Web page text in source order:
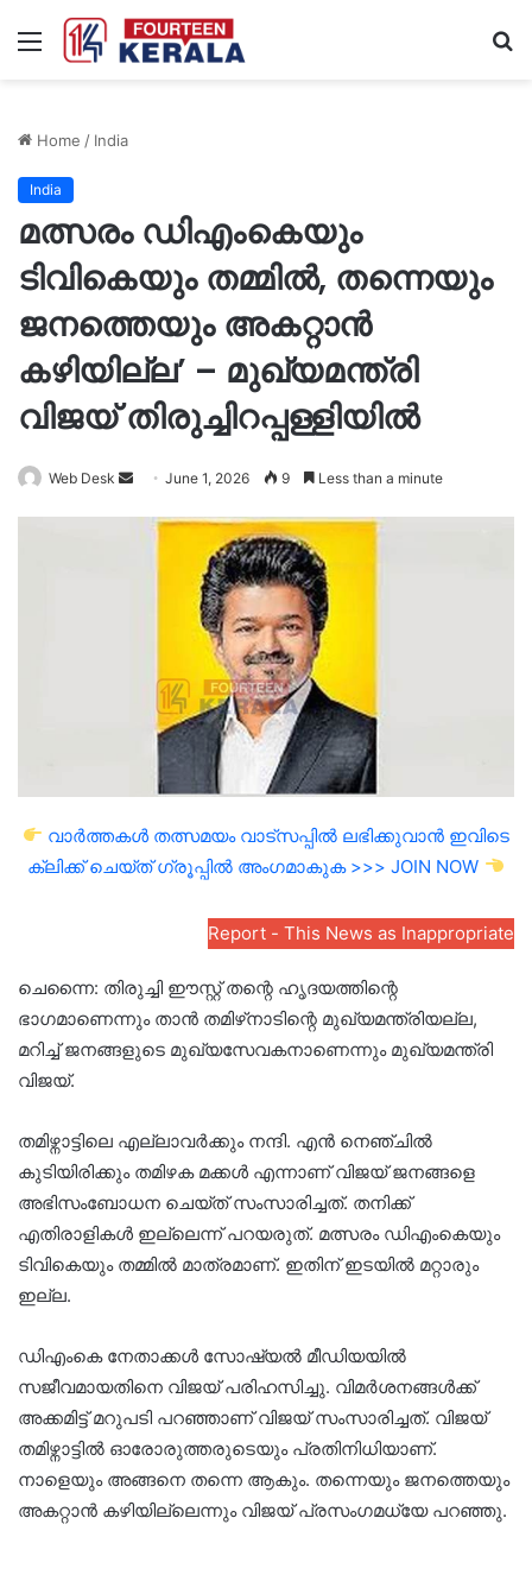
Menu
Home / India
India
മത്സരം ഡിഎംകെയും
ടിവികെയും തമ്മിൽ, തന്നെയും
ജനത്തെയും അകറ്റാൻ
കഴിയില്ല’ – മുഖ്യമന്ത്രി
വിജയ് തിരുച്ചിറപ്പള്ളിയിൽ
Web Desk
Send
email
June 1, 2026 9 Less than a minute
വാർത്തകൾ തത്സമയം വാട്സപ്പിൽ ലഭിക്കുവാൻ ഇവിടെ
ക്ലിക്ക് ചെയ്ത് ഗ്രൂപ്പിൽ അംഗമാകുക >>> JOIN NOW
Report - This News as Inappropriate
ചെന്നൈ: തിരുച്ചി ഈസ്റ്റ് തന്റെ ഹൃദയത്തിന്റെ
ഭാഗമാണെന്നും താൻ തമിഴ്‌നാടിന്റെ മുഖ്യമന്ത്രിയല്ല,
മറിച്ച് ജനങ്ങളുടെ മുഖ്യസേവകനാണെന്നും മുഖ്യമന്ത്രി
വിജയ്.
തമിഴ്നാട്ടിലെ എല്ലാവർക്കും നന്ദി. എൻ നെഞ്ചിൽ
കുടിയിരിക്കും തമിഴക മക്കൾ എന്നാണ് വിജയ് ജനങ്ങളെ
അഭിസംബോധന ചെയ്ത് സംസാരിച്ചത്. തനിക്ക്
എതിരാളികൾ ഇല്ലെന്ന് പറയരുത്. മത്സരം ഡിഎംകെയും
ടിവികെയും തമ്മിൽ മാത്രമാണ്. ഇതിന് ഇടയിൽ മറ്റാരും
ഇല്ല.
ഡിഎംകെ നേതാക്കൾ സോഷ്യൽ മീഡിയയിൽ
സജീവമായതിനെ വിജയ് പരിഹസിച്ചു. വിമർശനങ്ങൾക്ക്
അക്കമിട്ട് മറുപടി പറഞ്ഞാണ് വിജയ് സംസാരിച്ചത്. വിജയ്
തമിഴ്നാട്ടിൽ ഓരോരുത്തരുടെയും പ്രതിനിധിയാണ്.
നാളെയും അങ്ങനെ തന്നെ ആകും. തന്നെയും ജനത്തെയും
അകറ്റാൻ കഴിയില്ലെന്നും വിജയ് പ്രസം​ഗമധ്യേ പറഞ്ഞു.